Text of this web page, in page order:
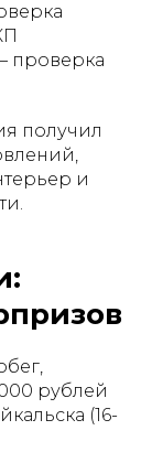
проверка
получил
и
рублей
(16-